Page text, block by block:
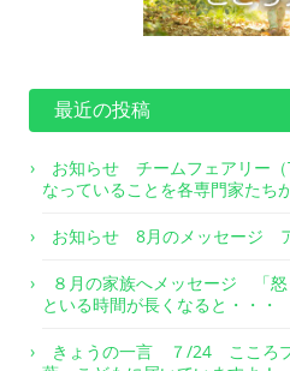
最近の投稿
お知らせ チームフェアリー
なっていることを各専門家たち
お知らせ 8月のメッセージ
８月の家族へメッセージ 「
といる時間が長くなると・・・
きょうの一言 ７/24 こころ